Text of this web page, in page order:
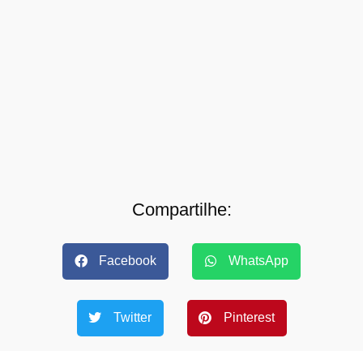
Compartilhe:
Facebook WhatsApp
Twitter Pinterest